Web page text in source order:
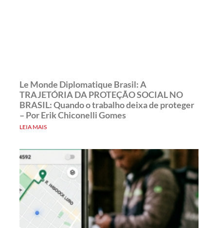
Le Monde Diplomatique Brasil: A
TRAJETÓRIA DA PROTEÇÃO SOCIAL NO
BRASIL: Quando o trabalho deixa de proteger
– Por Erik Chiconelli Gomes
LEIA MAIS